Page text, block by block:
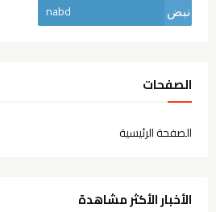
nabd
الصفحات
الصفحة الرئيسية
الأخبار الأكثر مشاهدة